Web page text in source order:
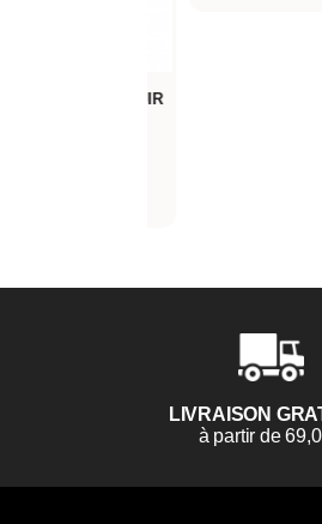
PIÈCES SIMILI CUIR
LIVRAISON
à partir de